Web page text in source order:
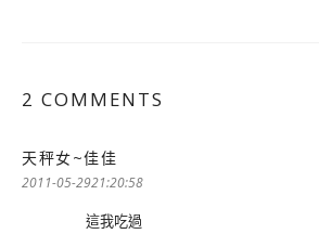
2 COMMENTS
天秤女~佳佳
示:
2011-05-2921:20:58
這我吃過